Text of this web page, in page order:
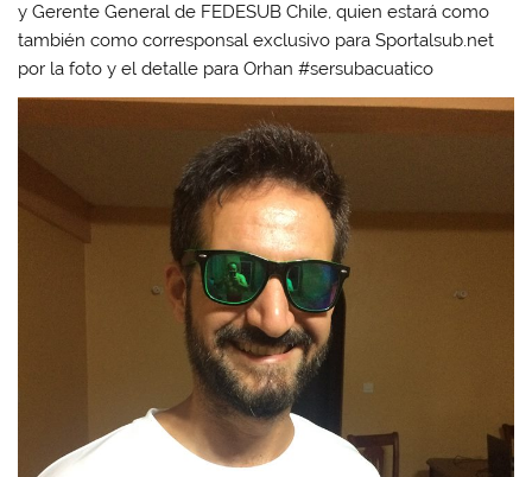
y Gerente General de FEDESUB Chile, quien estará como
también como corresponsal exclusivo para Sportalsub.net
por la foto y el detalle para Orhan #sersubacuatico